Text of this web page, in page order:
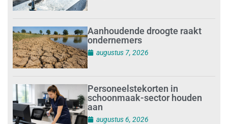
Aanhoudende droogte raakt
ondernemers
augustus 7, 2026
Personeelstekorten in
schoonmaak-sector houden
aan
augustus 6, 2026